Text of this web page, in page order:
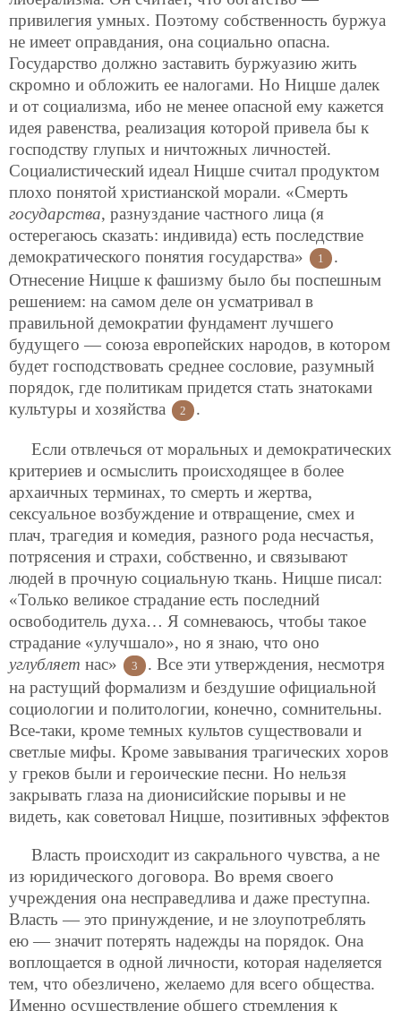
привилегия умных. Поэтому собственность буржуа
не имеет оправдания, она социально опасна.
Государство должно заставить буржуазию жить
скромно и обложить ее налогами. Но Ницше далек
и от социализма, ибо не менее опасной ему кажется
идея равенства, реализация которой привела бы к
господству глупых и ничтожных личностей.
Социалистический идеал Ницше считал продуктом
плохо понятой христианской морали. «Смерть
государства, разнуздание частного лица (я
остерегаюсь сказать: индивида) есть последствие
демократического понятия государства»
1
.
Отнесение Ницше к фашизму было бы поспешным
решением: на самом деле он усматривал в
правильной демократии фундамент лучшего
будущего — союза европейских народов, в котором
будет господствовать среднее сословие, разумный
порядок, где политикам придется стать знатоками
культуры и хозяйства
2 .
Если отвлечься от моральных и демократических
критериев и осмыслить происходящее в более
архаичных терминах, то смерть и жертва,
сексуальное возбуждение и отвращение, смех и
плач, трагедия и комедия, разного рода несчастья,
потрясения и страхи, собственно, и связывают
людей в прочную социальную ткань. Ницше писал:
«Только великое страдание есть последний
освободитель духа… Я сомневаюсь, чтобы такое
страдание «улучшало», но я знаю, что оно
углубляет нас» 3
. Все эти утверждения, несмотря
на растущий формализм и бездушие официальной
социологии и политологии, конечно, сомнительны.
Все-таки, кроме темных культов существовали и
светлые мифы. Кроме завывания трагических хоров
у греков были и героические песни. Но нельзя
закрывать глаза на дионисийские порывы и не
видеть, как советовал Ницше, позитивных эффектов
Власть происходит из сакрального чувства, а не
из юридического договора. Во время своего
учреждения она несправедлива и даже преступна.
Власть — это принуждение, и не злоупотреблять
ею — значит потерять надежды на порядок. Она
воплощается в одной личности, которая наделяется
тем, что обезличено, желаемо для всего общества.
Именно осуществление общего стремления к